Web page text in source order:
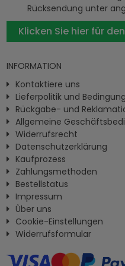
Rücksendung unter
Klicken Sie hier für
INFORMATION
Kontaktiere uns
Lieferpolitik und
Rückgabe- und
Allgemeine
Widerrufsrecht
Datenschutzerklärung
Kaufprozess
Zahlungsmethoden
Bestellstatus
Impressum
Ûber uns
Cookie-Einstellungen
Widerrufsformular